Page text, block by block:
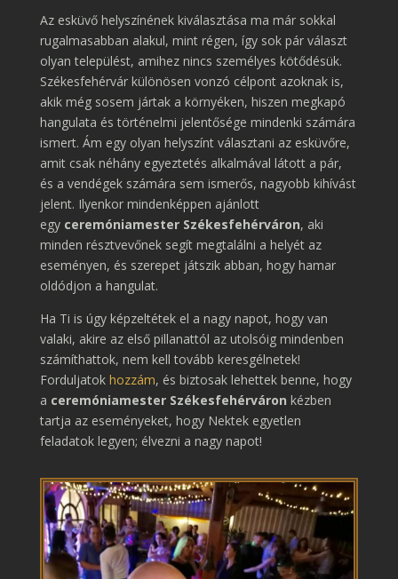
Az esküvő helyszínének kiválasztása ma már sokkal
rugalmasabban alakul, mint régen, így sok pár választ
olyan települést, amihez nincs személyes kötődésük.
Székesfehérvár különösen vonzó célpont azoknak is,
akik még sosem jártak a környéken, hiszen megkapó
hangulata és történelmi jelentősége mindenki számára
ismert. Ám egy olyan helyszínt választani az esküvőre,
amit csak néhány egyeztetés alkalmával látott a pár,
és a vendégek számára sem ismerős, nagyobb kihívást
jelent. Ilyenkor mindenképpen ajánlott
egy ceremóniamester Székesfehérváron, aki
minden résztvevőnek segít megtalálni a helyét az
eseményen, és szerepet játszik abban, hogy hamar
oldódjon a hangulat.
Ha Ti is úgy képzeltétek el a nagy napot, hogy van
valaki, akire az első pillanattól az utolsóig mindenben
számíthattok, nem kell tovább keresgélnetek!
Forduljatok hozzám, és biztosak lehettek benne, hogy
a ceremóniamester Székesfehérváron kézben
tartja az eseményeket, hogy Nektek egyetlen
feladatok legyen; élvezni a nagy napot!